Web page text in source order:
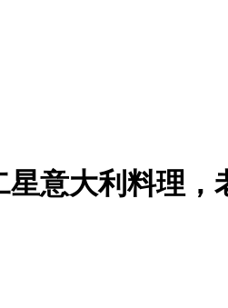
意大利料理，